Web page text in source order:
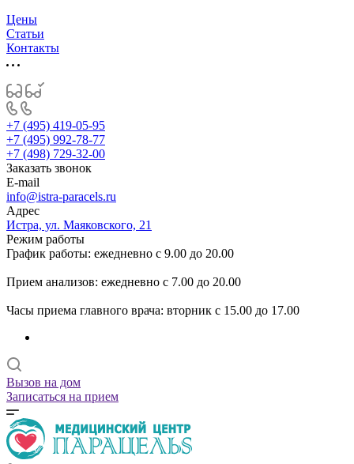
Цены
Статьи
Контакты
+7 (495) 419-05-95
+7 (495) 992-78-77
+7 (498) 729-32-00
Заказать звонок
E-mail
info@istra-paracels.ru
Адрес
Истра, ул. Маяковского, 21
Режим работы
График работы: ежедневно с 9.00 до 20.00
Прием анализов: ежедневно с 7.00 до 20.00
Часы приема главного врача: вторник с 15.00 до 17.00
Вызов на дом
Записаться на прием